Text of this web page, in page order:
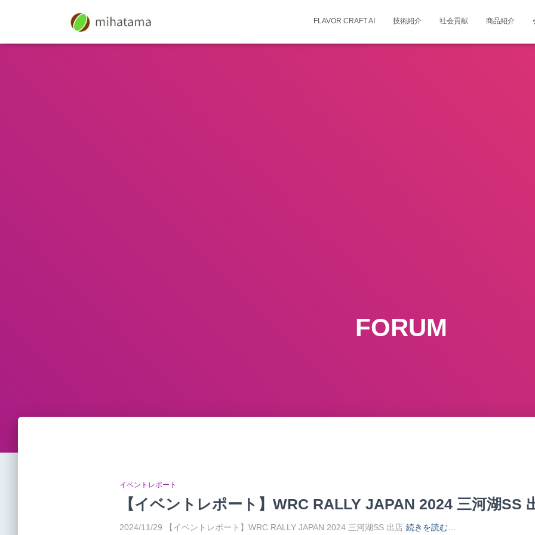
FLAVOR CRAFT AI 技術紹介 社会貢献 商品紹介
FORUM
イベントレポート
【イベントレポート】WRC RALLY JAPAN 2024 三河湖SS
2024/11/29 【イベントレポート】WRC RALLY JAPAN 2024 三河湖SS 出店 続きを読む…